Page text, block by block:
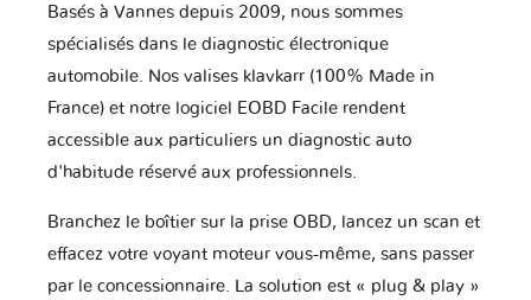
Basés à Vannes depuis 2009, nous sommes
spécialisés dans le diagnostic électronique
automobile. Nos valises klavkarr (100% Made in
France) et notre logiciel EOBD Facile rendent
accessible aux particuliers un diagnostic auto
d'habitude réservé aux professionnels.
Branchez le boîtier sur la prise OBD, lancez un scan et
effacez votre voyant moteur vous-même, sans passer
par le concessionnaire. La solution est « plug & play »